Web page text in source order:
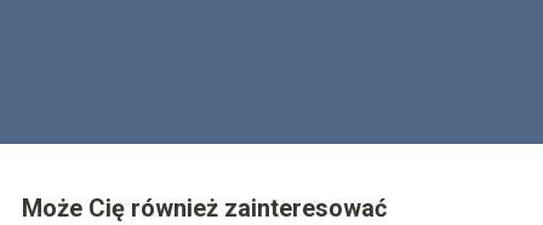
Może Cię również zainteresować